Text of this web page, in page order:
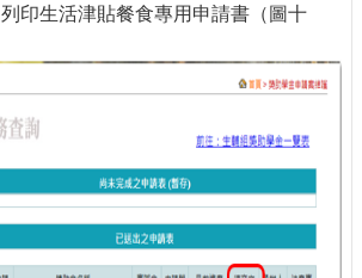
印生活津貼餐食專用申請書（圖十